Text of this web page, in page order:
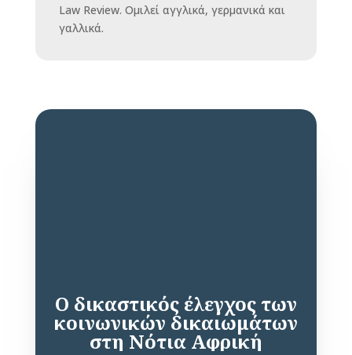
Law Review. Ομιλεί αγγλικά, γερμανικά και
γαλλικά.
Ο δικαστικός έλεγχος των
κοινωνικών δικαιωμάτων
στη Νότια Αφρική